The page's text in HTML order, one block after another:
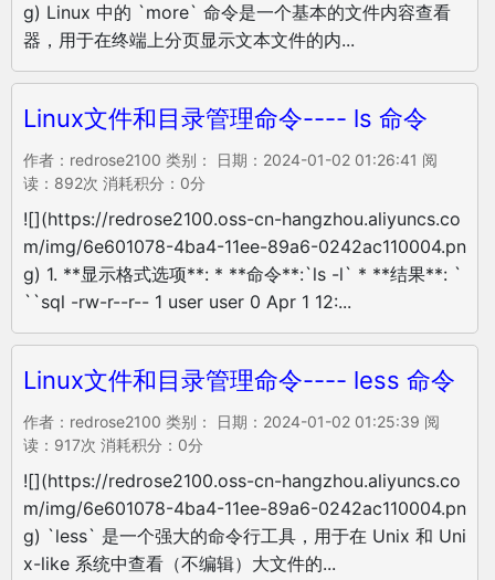
g) Linux 中的 `more` 命令是一个基本的文件内容查看
器，用于在终端上分页显示文本文件的内...
Linux文件和目录管理命令---- ls 命令
作者：redrose2100 类别： 日期：2024-01-02 01:26:41 阅
读：892次 消耗积分：0分
![](https://redrose2100.oss-cn-hangzhou.aliyuncs.co
m/img/6e601078-4ba4-11ee-89a6-0242ac110004.pn
g) 1. **显示格式选项**: * **命令**:`ls -l` * **结果**: `
``sql -rw-r--r-- 1 user user 0 Apr 1 12:...
Linux文件和目录管理命令---- less 命令
作者：redrose2100 类别： 日期：2024-01-02 01:25:39 阅
读：917次 消耗积分：0分
![](https://redrose2100.oss-cn-hangzhou.aliyuncs.co
m/img/6e601078-4ba4-11ee-89a6-0242ac110004.pn
g) `less` 是一个强大的命令行工具，用于在 Unix 和 Uni
x-like 系统中查看（不编辑）大文件的...